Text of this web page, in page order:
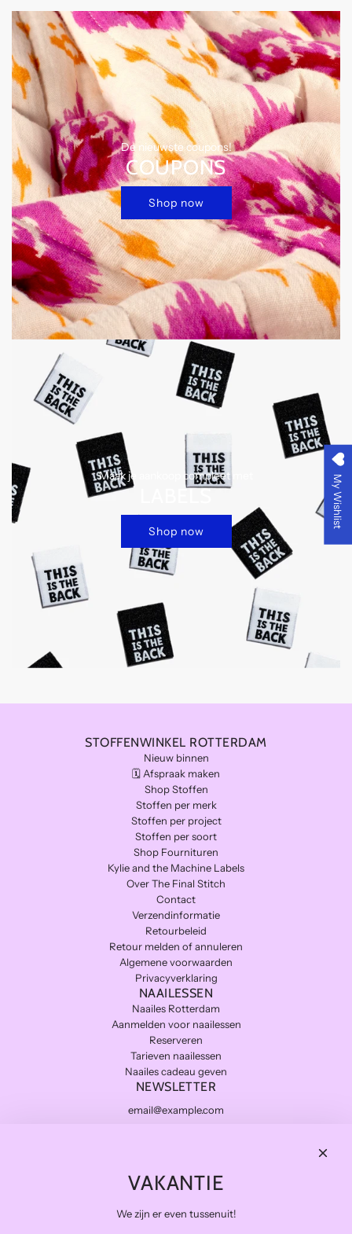
De nieuwste coupons!
COUPONS
Shop now
Maak je aankoop compleet met
LABELS
Shop now
STOFFENWINKEL ROTTERDAM
Nieuw binnen
🗓️ Afspraak maken
Shop Stoffen
Stoffen per merk
Stoffen per project
Stoffen per soort
Shop Fournituren
Kylie and the Machine Labels
Over The Final Stitch
Contact
Verzendinformatie
Retourbeleid
Retour melden of annuleren
Algemene voorwaarden
Privacyverklaring
NAAILESSEN
Naailes Rotterdam
Aanmelden voor naailessen
Reserveren
Tarieven naailessen
Naailes cadeau geven
NEWSLETTER
Kwaliteitsstoffen die lang meegaan en zo duurzaam mogelijk.
Veilig betalen
VAKANTIE
We zijn er even tussenuit!
My Wishlist